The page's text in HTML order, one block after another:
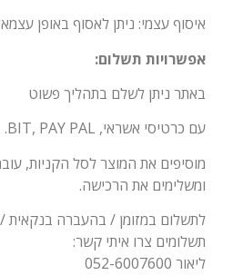
איסוף עצמי: ניתן לאסוף באופן
אפשרויות תשלום:
באתר ניתן לשלם בתהליך פשוט
עם כרטיסי אשראי, BIT, PAY PAL.
מוסיפים את המוצר לסל הקניות,
ומשלימים את הרכישה.
תשלומים צרו איתי קשר:
ליאור 052-6007600